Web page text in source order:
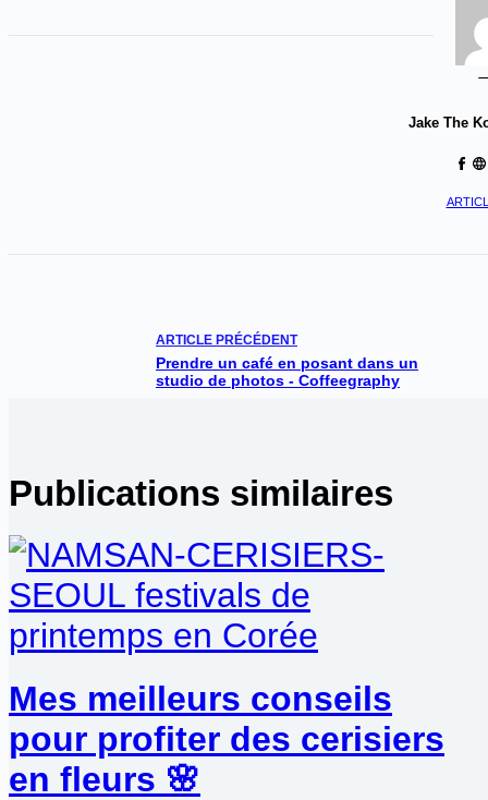
Jake The
ARTICLE PRÉCÉDENT
Prendre un café en posant dans un
studio de photos - Coffeegraphy
Publications similaires
Mes meilleurs conseils
pour profiter des cerisiers
en fleurs 🌸